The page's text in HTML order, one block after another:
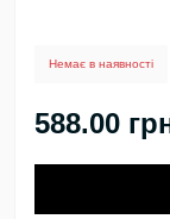
Немає в наявності
588.00